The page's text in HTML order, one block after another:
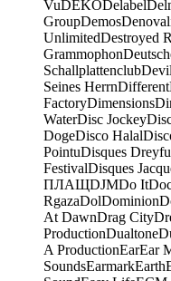
VuDEKODelabel
GroupDemos
UnlimitedDestroyed
Grammophon
Schallplattenclub
Seines HerrnDifferent
FactoryDimensions
WaterDisc Jockey
DogeDisco Halal
PointuDisques
FestivalDisques
ПЛАЩDJMDo It
RgazaDolDominion
At DawnDrag City
ProductionDualtone
A ProductionEarEar
SoundsEarmarkEarth